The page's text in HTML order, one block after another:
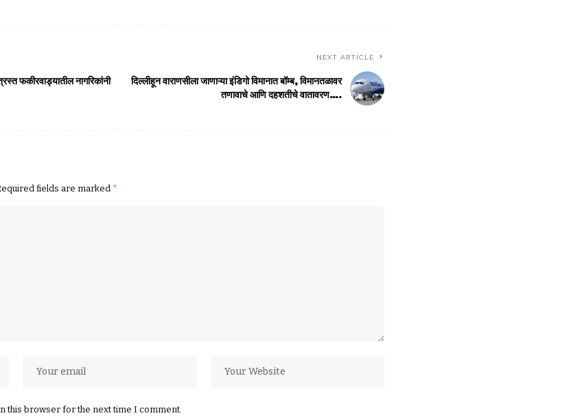
फकीरवाड्यातील नागरिकांनी
NEXT ARTICLE
दिल्लीहून वाराणसीला जाणाऱ्या इंडिगो विमानात बॉम्ब, विमानतळावर
तणावाचे आणि दहशतीचे वातावरण….
fields are marked *
this browser for the next time I comment.